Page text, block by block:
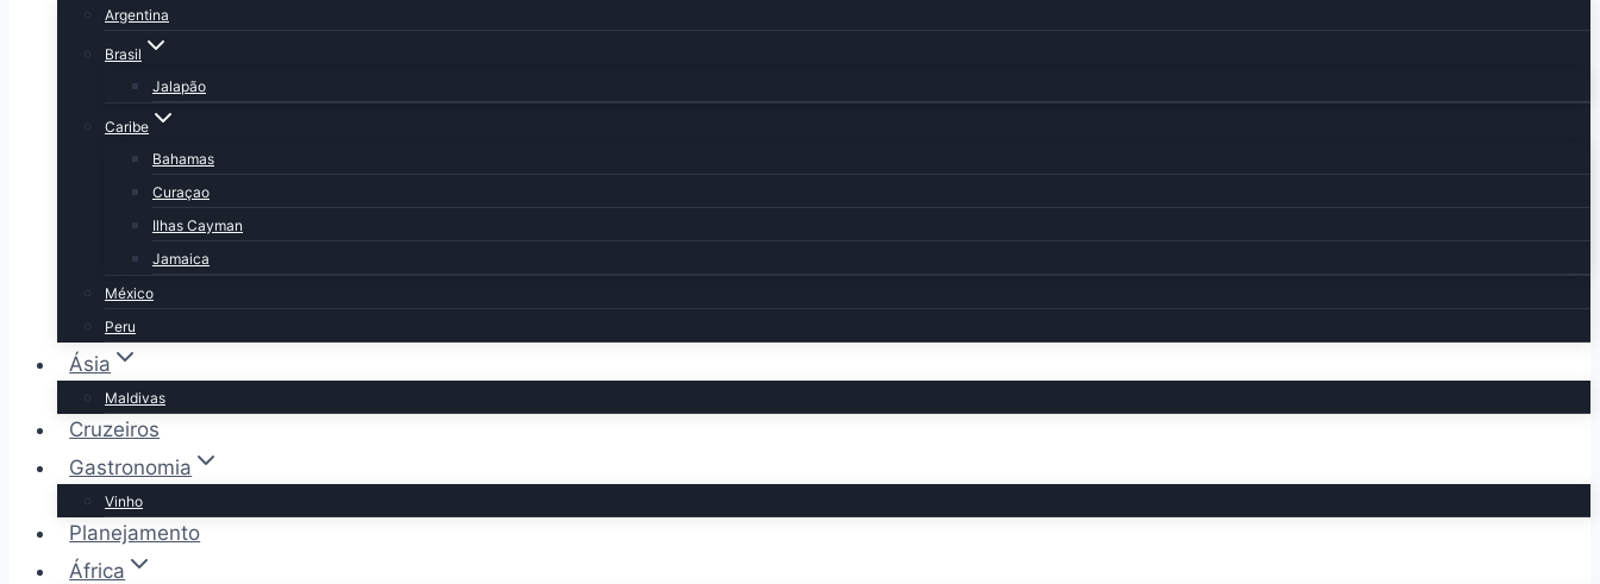
Argentina
Brasil
Jalapão
Caribe
Bahamas
Curaçao
Ilhas Cayman
Jamaica
México
Peru
Ásia
Maldivas
Cruzeiros
Gastronomia
Vinho
Planejamento
África